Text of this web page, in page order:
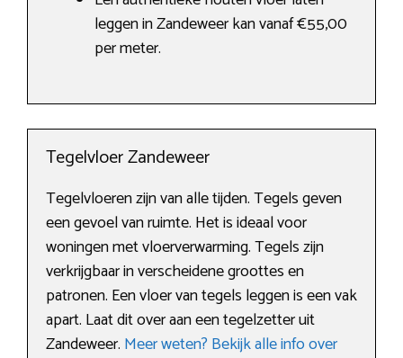
leggen in Zandeweer kan vanaf €55,00
per meter.
Tegelvloer Zandeweer
Tegelvloeren zijn van alle tijden. Tegels geven
een gevoel van ruimte. Het is ideaal voor
woningen met vloerverwarming. Tegels zijn
verkrijgbaar in verscheidene groottes en
patronen. Een vloer van tegels leggen is een vak
apart. Laat dit over aan een tegelzetter uit
Zandeweer. Meer weten? Bekijk alle info over